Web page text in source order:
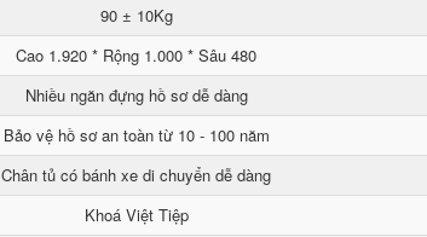
90 ± 10Kg
Cao 1.920 * Rộng 1.000 * Sâu 480
Nhiều ngăn đựng hồ sơ dễ dàng
Bảo vệ hồ sơ an toàn từ 10 - 100 năm
Chân tủ có bánh xe di chuyển dễ dàng
Khoá Việt Tiệp